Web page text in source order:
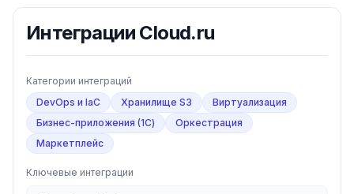
Интеграции Cloud.ru
Категории интеграций
DevOps и IaC
Хранилище S3
Виртуализация
Бизнес-приложения (1С)
Оркестрация
Маркетплейс
Ключевые интеграции